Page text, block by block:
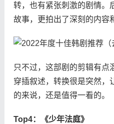
转，也有紧张刺激的剧情。
故事，更拍出了深刻的内容
只不过，这部剧的剪辑有点
穿插叙述，转换很是突然，
的来说，还是值得一看的。
Top4：《少年法庭》